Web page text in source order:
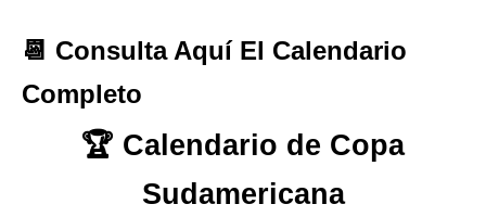
📆 Consulta Aquí El Calendario
Completo
🏆 Calendario de Copa
Sudamericana